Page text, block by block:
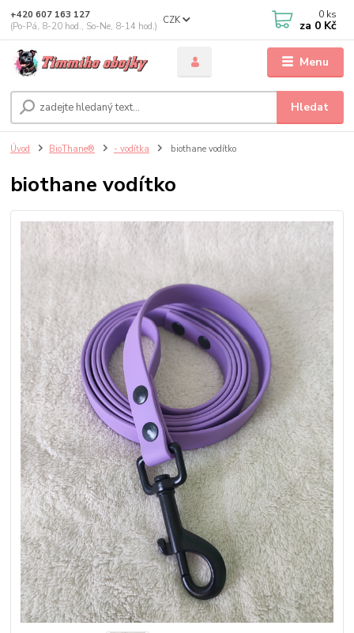
Menu
CZK
Hledat
+420 607 163 127
(Po-Pá, 8-20 hod., So-Ne, 8-14 hod.)
0 ks
za 0 Kč
Úvod BioThane® - vodítka biothane vodítko
biothane vodítko